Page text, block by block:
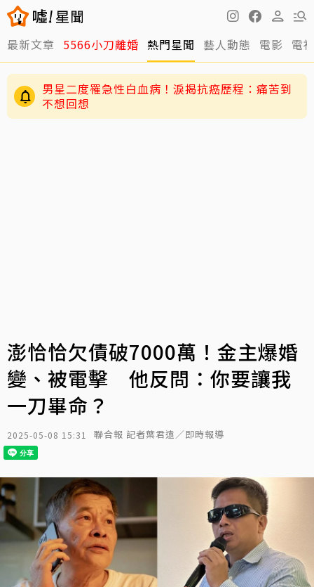
最新文章 5566小刀離婚 熱門星聞 藝人動態 電影 電
男星二度罹急性白血病！淚揭抗癌歷程：痛苦到
不想回想
澎恰恰欠債破7000萬！金主爆婚
變、被電擊 他反問：你要讓我
一刀畢命？
2025-05-08 15:31 聯合報 記者葉君遠／即時報導